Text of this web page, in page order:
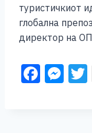
туристичкиот
глобална
директор на ОП
F M